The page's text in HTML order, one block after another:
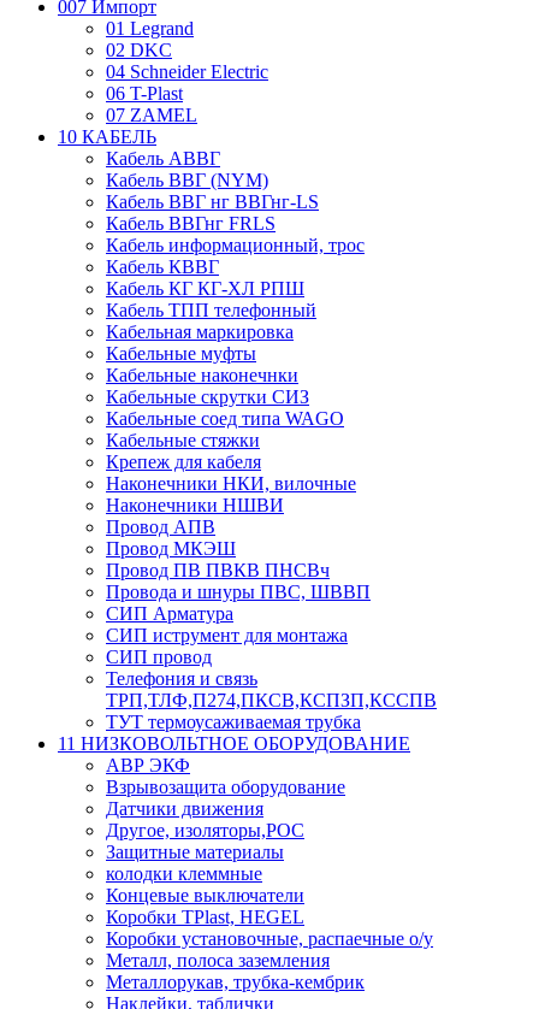
007 Импорт
01 Legrand
02 DKC
04 Schneider Electric
06 T-Plast
07 ZAMEL
10 КАБЕЛЬ
Кабель АВВГ
Кабель ВВГ (NYM)
Кабель ВВГ нг ВВГнг-LS
Кабель ВВГнг FRLS
Кабель информационный, трос
Кабель КВВГ
Кабель КГ КГ-ХЛ РПШ
Кабель ТПП телефонный
Кабельная маркировка
Кабельные муфты
Кабельные наконечнки
Кабельные скрутки СИЗ
Кабельные соед типа WAGO
Кабельные стяжки
Крепеж для кабеля
Наконечники НКИ, вилочные
Наконечники НШВИ
Провод АПВ
Провод МКЭШ
Провод ПВ ПВКВ ПНСВч
Провода и шнуры ПВС, ШВВП
СИП Арматура
СИП иструмент для монтажа
СИП провод
Телефония и связь
ТРП,ТЛФ,П274,ПКСВ,КСПЗП,КССПВ
ТУТ термоусаживаемая трубка
11 НИЗКОВОЛЬТНОЕ ОБОРУДОВАНИЕ
АВР ЭКФ
Взрывозащита оборудование
Датчики движения
Другое, изоляторы,РОС
Защитные материалы
колодки клеммные
Концевые выключатели
Коробки TPlast, HEGEL
Коробки установочные, распаечные о/у
Металл, полоса заземления
Металлорукав, трубка-кембрик
Наклейки, таблички